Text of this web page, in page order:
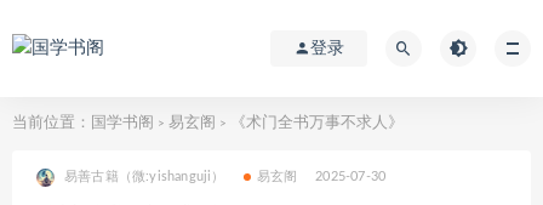
登录
当前位置： 国学书阁 > 易玄阁 > 《术门全书万事不求人》
易善古籍（微:yishanguji） 易玄阁 2025-07-30